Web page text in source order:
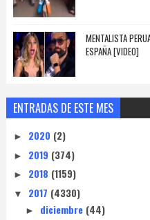
MENTALISTA
ESPAÑA [VIDEO]
ENTRADAS DE ESTE MES
► 2020 (2)
► 2019 (374)
► 2018 (1159)
▼ 2017 (4330)
► diciembre (44)